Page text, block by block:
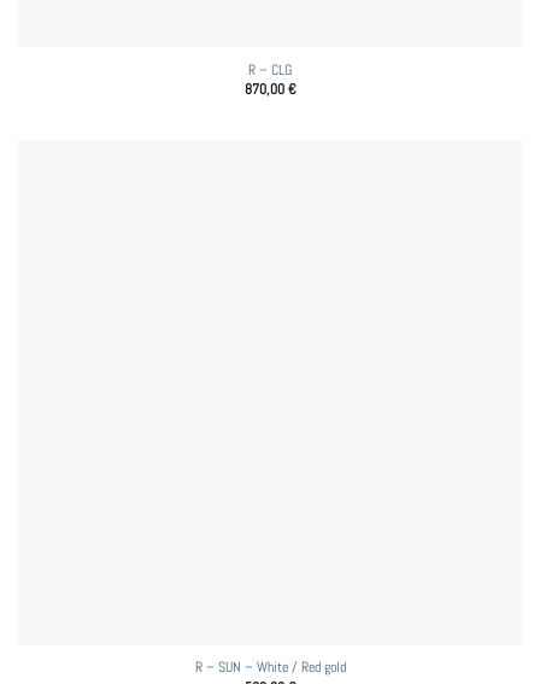
R – CLG
870,00€
R – SUN – White / Red gold